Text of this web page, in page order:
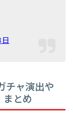
チャ演出や
とめ